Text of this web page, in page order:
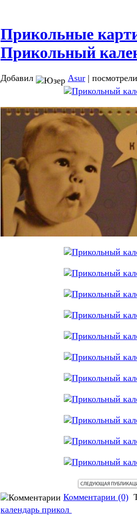
Прикольные
Прикольный
Добавил Asur |
Комментарии (0)
календарь прикол